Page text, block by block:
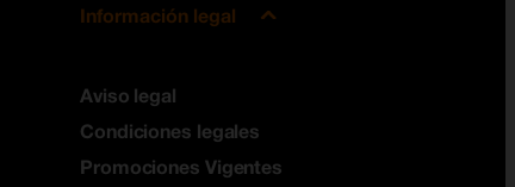
Información legal
Aviso legal
Condiciones legales
Promociones Vigentes